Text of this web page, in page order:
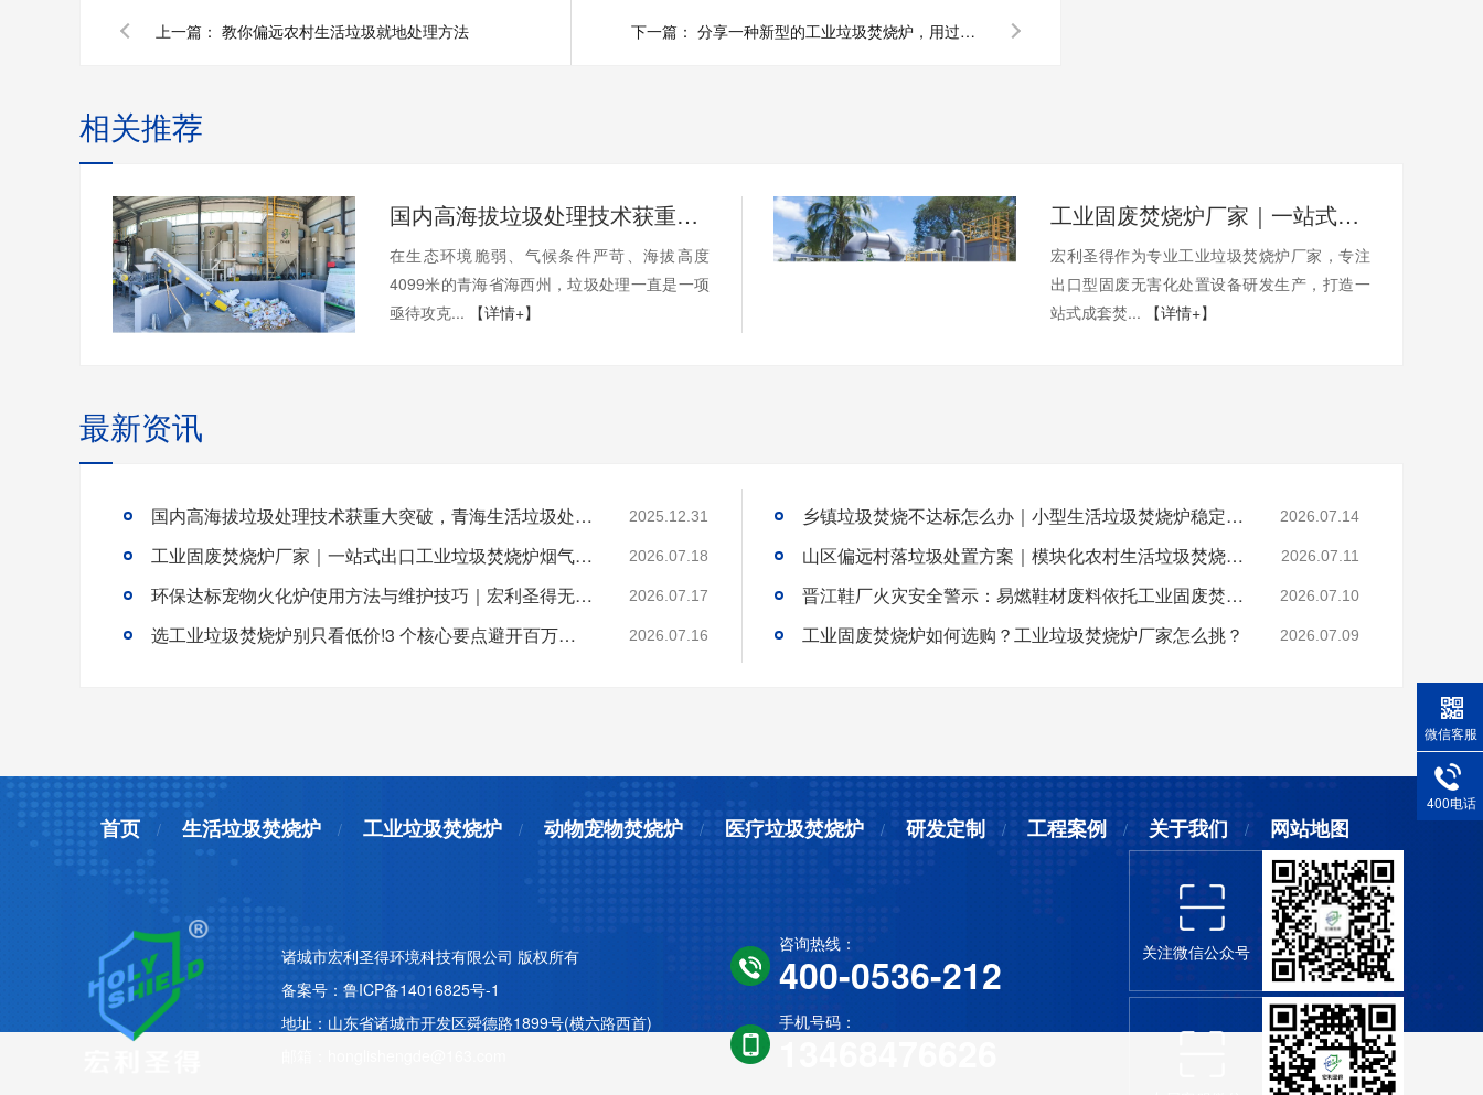
上一篇： 教你偏远农村生活垃圾就地处理方法 下一篇： 分享一种新型的工业垃圾焚烧炉，用过的企业都说好！
相关推荐
国内高海拔垃圾处理技术获重大突破，青海生活垃圾处理项目树行业新标杆
在生态环境脆弱、气候条件严苛、海拔高度
4099米的青海省海西州，垃圾处理一直是一项
亟待攻克...
【详情+】
工业固废焚烧炉厂家｜一站式出口工业垃圾焚烧炉烟气检测环保达标
宏利圣得作为专业工业垃圾焚烧炉厂家，专注
出口型固废无害化处置设备研发生产，打造一
站式成套焚...
【详情+】
最新资讯
国内高海拔垃圾处理技术获重大突破，青海生活垃圾处理项目树行业新标杆 2025.12.31
工业固废焚烧炉厂家｜一站式出口工业垃圾焚烧炉烟气检测环保达标 2026.07.18
环保达标宠物火化炉使用方法与维护技巧｜宏利圣得无害化火化设备科普 2026.07.17
选工业垃圾焚烧炉别只看低价!3 个核心要点避开百万损失 2026.07.16
乡镇垃圾焚烧不达标怎么办｜小型生活垃圾焚烧炉稳定达标解决方案 2026.07.14
山区偏远村落垃圾处置方案｜模块化农村生活垃圾焚烧炉就地达标焚烧 2026.07.11
晋江鞋厂火灾安全警示：易燃鞋材废料依托工业固废焚烧炉实现规范化安全处置 2026.07.10
工业固废焚烧炉如何选购？工业垃圾焚烧炉厂家怎么挑？ 2026.07.09
首页 生活垃圾焚烧炉 工业垃圾焚烧炉 动物宠物焚烧炉 医疗垃圾焚烧炉 研发定制 工程案例 关于我们 网站地图
诸城市宏利圣得环境科技有限公司 版权所有
备案号： 鲁ICP备14016825号-1
地址：山东省诸城市开发区舜德路1899号(横六路西首)
咨询热线：
400-0536-212
手机号码：
关注微信公众号
微信客服
400电话